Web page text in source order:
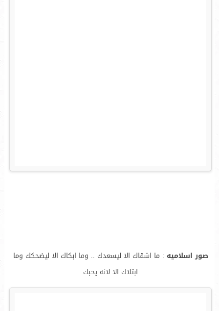
صور اسلاميه : ما اشقاك الا ليسعدك .. وما ابكاك الا ليضحكك وما
ابتلاك الا لانه يحبك